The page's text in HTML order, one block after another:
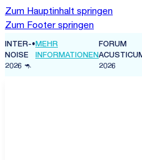
Zum Hauptinhalt springen
Zum Footer springen
INTER-
NOISE
2026 🦘
•MEHR
INFORMATIONEN
FORUM
2026